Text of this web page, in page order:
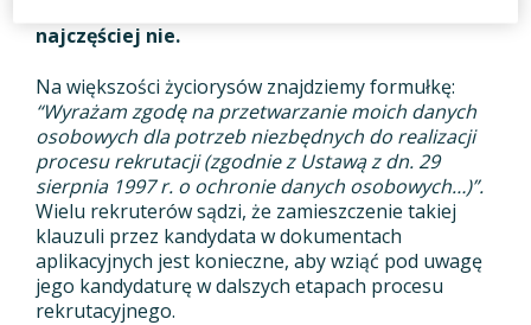
najczęściej nie.
Na większości życiorysów znajdziemy formułkę:
“Wyrażam zgodę na przetwarzanie moich danych
osobowych dla potrzeb niezbędnych do realizacji
procesu rekrutacji (zgodnie z Ustawą zdn. 29
sierpnia 1997 r. o ochronie danych osobowych…)”.
Wielu rekruterów sądzi, że zamieszczenie takiej
klauzuli przez kandydata w dokumentach
aplikacyjnych jest konieczne, aby wziąć pod uwagę
jego kandydaturę w dalszych etapach procesu
rekrutacyjnego.